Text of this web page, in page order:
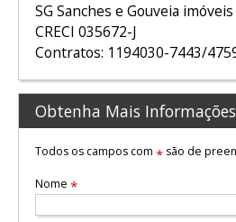
SG Sanches e Gouveia imóveis
CRECI 035672-J
Contratos: 1194030-7443/
Obtenha Mais Informações
Todos os campos com *são de
Nome *